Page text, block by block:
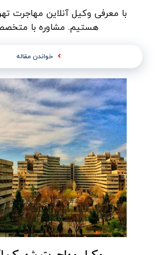
با معرفی وکیل آنلاین مهاجرت
هستیم. مشاوره با
خواندن مقاله